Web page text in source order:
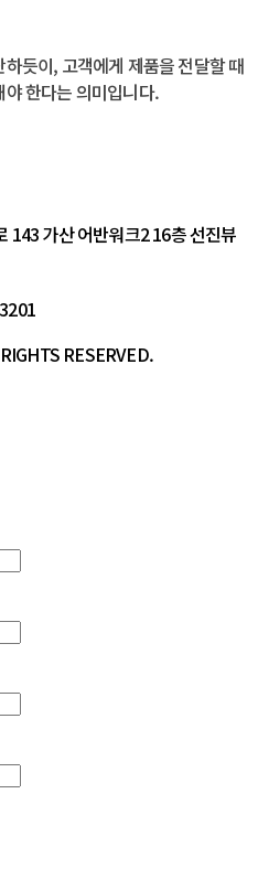
듯이, 고객에게 제품을 전달할 때
한다는 의미입니다.
143 가산 어반워크2 16층 선진뷰
RESERVED.